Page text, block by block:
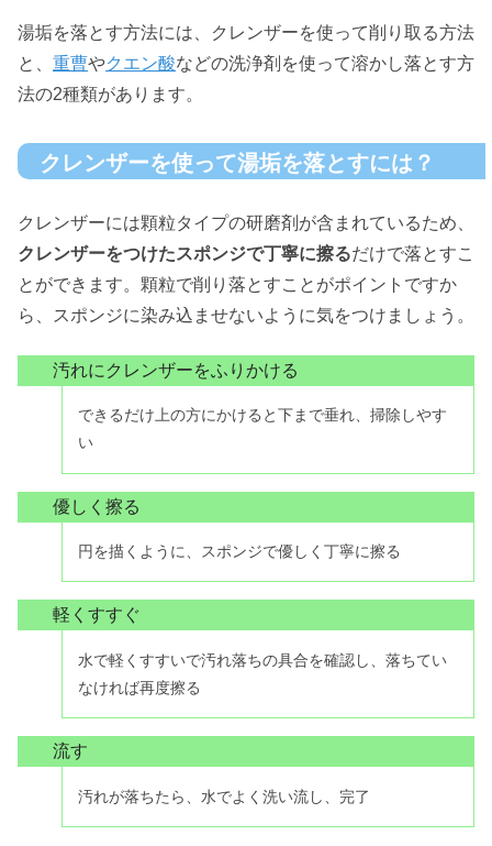
湯垢を落とす方法には、クレンザーを使って削り取る方法
と、 重曹やクエン酸などの洗浄剤を使って溶かし落とす方
法の2種類があります。
クレンザーを使って湯垢を落とすには？
クレンザーには顆粒タイプの研磨剤が含まれているため、
クレンザーをつけたスポンジで丁寧に擦るだけで落とすこ
とができます。顆粒で削り落とすことがポイントですか
ら、スポンジに染み込ませないように気をつけましょう。
汚れにクレンザーをふりかける
できるだけ上の方にかけると下まで垂れ、掃除しやす
い
優しく擦る
円を描くように、スポンジで優しく丁寧に擦る
軽くすすぐ
水で軽くすすいで汚れ落ちの具合を確認し、落ちてい
なければ再度擦る
流す
汚れが落ちたら、水でよく洗い流し、完了